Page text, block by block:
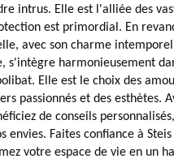
intrus. Elle est l'alliée des
est primordial. En
avec son charme
s'intègre harmonieusement
Elle est le choix des
passionnés et des esthètes.
de conseils
envies. Faites confiance à
votre espace de vie en un